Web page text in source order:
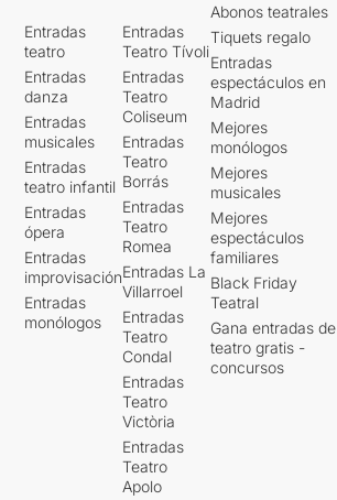
Entradas
teatro
Entradas
danza
Entradas
musicales
Entradas
teatro infantil
Entradas
ópera
Entradas
improvisación
Entradas
monólogos
Entradas
Teatro Tívoli
Entradas
Teatro
Coliseum
Entradas
Teatro
Borrás
Entradas
Teatro
Romea
Entradas La
Villarroel
Entradas
Teatro
Condal
Entradas
Teatro
Victòria
Entradas
Teatro
Apolo
Abonos teatrales
Tiquets regalo
Entradas
espectáculos en
Madrid
Mejores
monólogos
Mejores
musicales
Mejores
espectáculos
familiares
Black Friday
Teatral
Gana entradas de
teatro gratis -
concursos